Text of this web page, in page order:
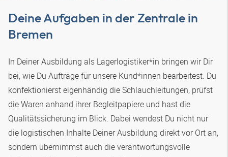
Deine Aufgaben in der Zentrale in
Bremen
In Deiner Ausbildung als Lagerlogistiker*in bringen wir Dir
bei, wie Du Aufträge für unsere Kund*innen bearbeitest. Du
konfektionierst eigenhändig die Schlauchleitungen, prüfst
die Waren anhand ihrer Begleitpapiere und hast die
Qualitätssicherung im Blick. Dabei wendest Du nicht nur
die logistischen Inhalte Deiner Ausbildung direkt vor Ort an,
sondern übernimmst auch die verantwortungsvolle